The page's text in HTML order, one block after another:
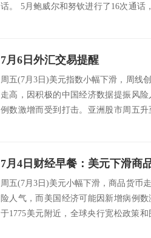
话。 5月鲍威尔和努钦进行了16次通话
7月6日外汇交易提醒
周五(7月3日)美元指数小幅下滑，周线
走高，因积极的中国经济数据提振风
例数激增而受到打击。亚洲股市周五
周五(7月3日)美元小幅下滑，商品货币
险人气，而美国经济可能因新增病例
于1775美元附近，全球央行宽松政策